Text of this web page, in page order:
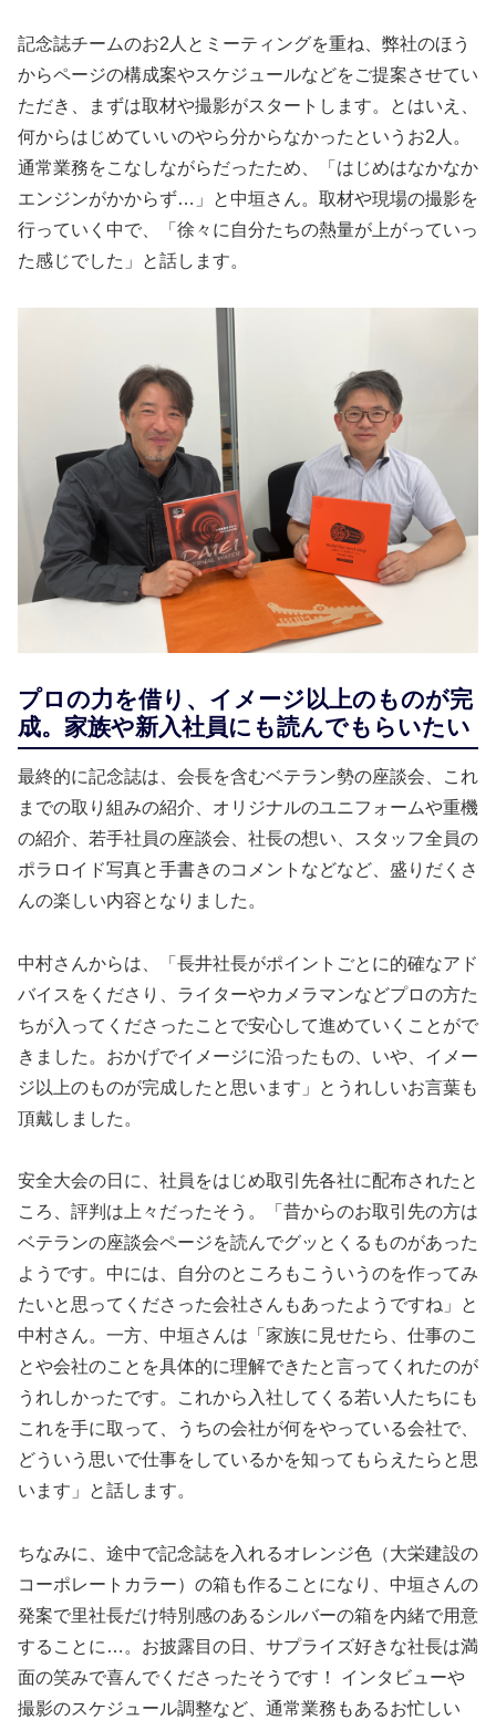
記念誌チームのお2人とミーティングを重ね、弊社のほう
からページの構成案やスケジュールなどをご提案させてい
ただき、まずは取材や撮影がスタートします。とはいえ、
何からはじめていいのやら分からなかったというお2人。
通常業務をこなしながらだったため、「はじめはなかなか
エンジンがかからず…」と中垣さん。取材や現場の撮影を
行っていく中で、「徐々に自分たちの熱量が上がっていっ
た感じでした」と話します。
プロの力を借り、イメージ以上のものが完
成。家族や新入社員にも読んでもらいたい
最終的に記念誌は、会長を含むベテラン勢の座談会、これ
までの取り組みの紹介、オリジナルのユニフォームや重機
の紹介、若手社員の座談会、社長の想い、スタッフ全員の
ポラロイド写真と手書きのコメントなどなど、盛りだくさ
んの楽しい内容となりました。
中村さんからは、「長井社長がポイントごとに的確なアド
バイスをくださり、ライターやカメラマンなどプロの方た
ちが入ってくださったことで安心して進めていくことがで
きました。おかげでイメージに沿ったもの、いや、イメー
ジ以上のものが完成したと思います」とうれしいお言葉も
頂戴しました。
安全大会の日に、社員をはじめ取引先各社に配布されたと
ころ、評判は上々だったそう。「昔からのお取引先の方は
ベテランの座談会ページを読んでグッとくるものがあった
ようです。中には、自分のところもこういうのを作ってみ
たいと思ってくださった会社さんもあったようですね」と
中村さん。一方、中垣さんは「家族に見せたら、仕事のこ
とや会社のことを具体的に理解できたと言ってくれたのが
うれしかったです。これから入社してくる若い人たちにも
これを手に取って、うちの会社が何をやっている会社で、
どういう思いで仕事をしているかを知ってもらえたらと思
います」と話します。
ちなみに、途中で記念誌を入れるオレンジ色（大栄建設の
コーポレートカラー）の箱も作ることになり、中垣さんの
発案で里社長だけ特別感のあるシルバーの箱を内緒で用意
することに…。お披露目の日、サプライズ好きな社長は満
面の笑みで喜んでくださったそうです！ インタビューや
撮影のスケジュール調整など、通常業務もあるお忙しい